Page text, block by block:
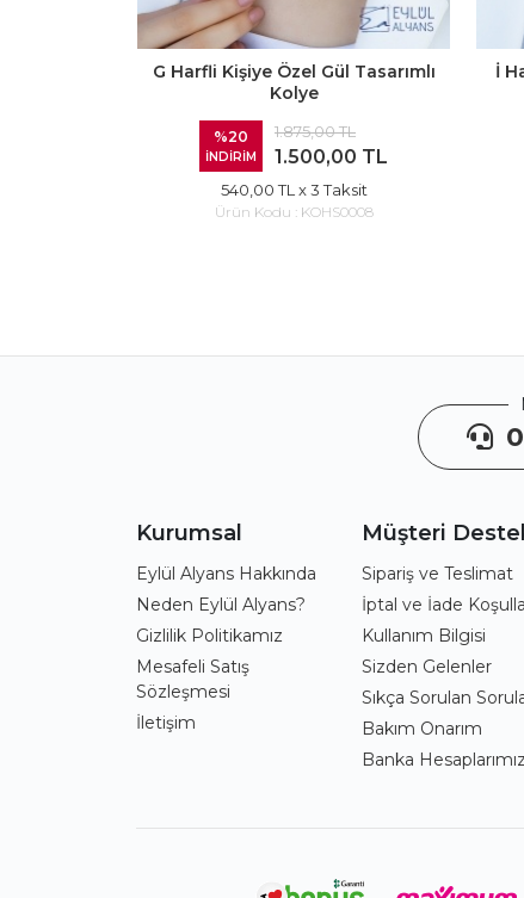
G Harfli Kişiye Özel Gül Tasarımlı
Kolye
%20
İNDİRİM
1.875,00 TL
1.500,00 TL
540,00 TL x 3 Taksit
Ürün Kodu : KOHS0008
İ
Kurumsal
Eylül Alyans Hakkında
Neden Eylül Alyans?
Gizlilik Politikamız
Mesafeli Satış
Sözleşmesi
İletişim
Müşteri
Sipariş ve Teslimat
İptal ve İade
Kullanım Bilgisi
Sizden Gelenler
Sıkça Sorulan
Bakım Onarım
Banka Hesaplarımız